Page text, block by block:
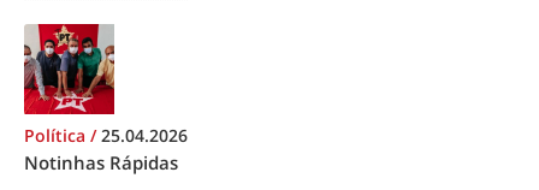
Política /25.04.2026
Notinhas Rápidas